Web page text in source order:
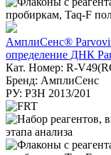
АмплиСенс®
определение ДНК
Кат. Номер: R-
Бренд: АмплиСенс
РУ: РЗН 2013/201